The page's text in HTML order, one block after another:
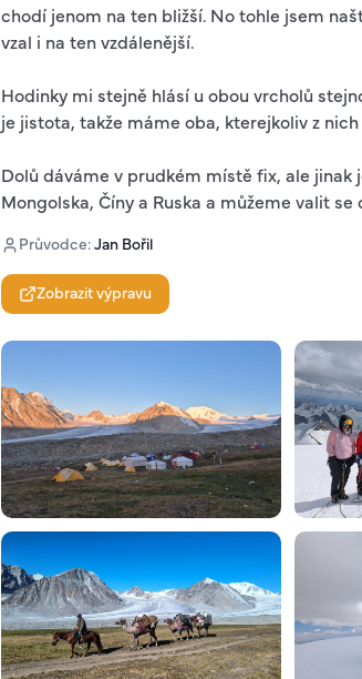
chodí jenom na ten bližší. No tohle jsem
vzal i na ten vzdálenější.
Hodinky mi stejně hlásí u obou vrcholů
je jistota, takže máme oba, kterejkoliv z nich
Dolů dáváme v prudkém místě fix, ale
Průvodce: Jan Bořil
Zobrazit výpravu